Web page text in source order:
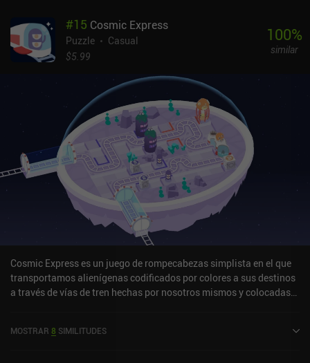
#15 Cosmic Express
Puzzle
Casual
$5.99
100%
similar
Cosmic Express es un juego de rompecabezas simplista en el que
transportamos alienígenas codificados por colores a sus destinos
a través de vías de tren hechas por nosotros mismos y colocadas
2 o 3 asientos pueda recoger alienígenas de determinados colores
MOSTRAR 8 SIMILITUDES